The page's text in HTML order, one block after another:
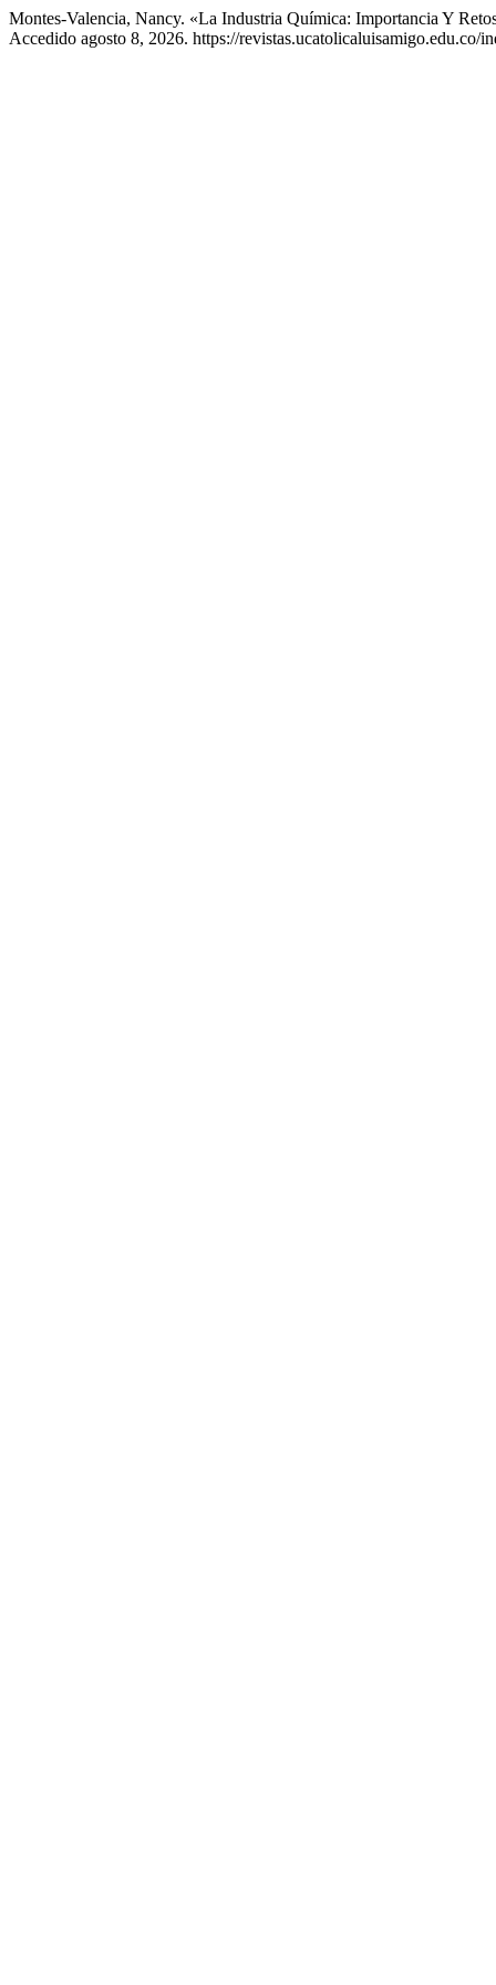
Montes-Valencia, Nancy. «La Industria Química: Importancia Y
Accedido agosto 8, 2026. https://revistas.ucatolicaluisamigo.edu.co/